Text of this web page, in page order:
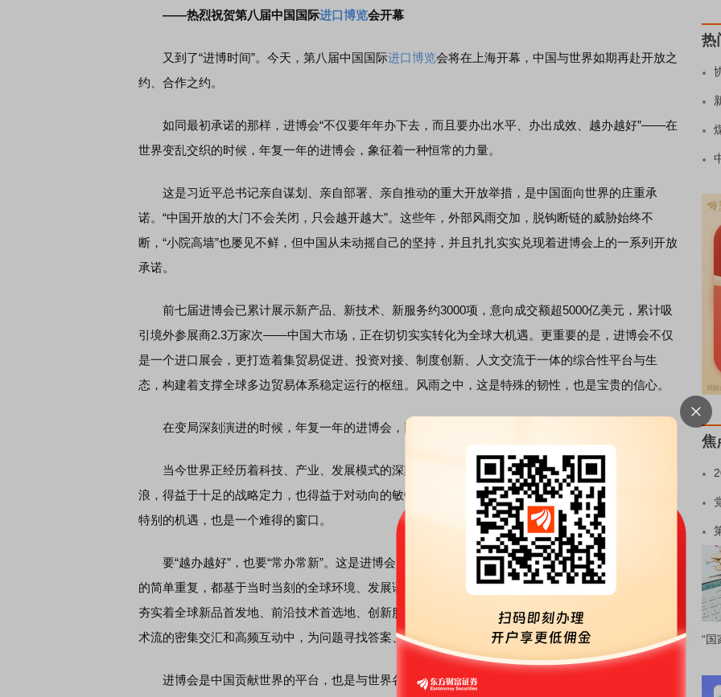
——热烈祝贺第八届中国国际进口博览会开幕
又到了“进博时间”。今天，第八届中国国际进口博览会将在上海开幕，中国与世界如期再赴开放之
约、合作之约。
如同最初承诺的那样，进博会“不仅要年年办下去，而且要办出水平、办出成效、越办越好”——在
世界变乱交织的时候，年复一年的进博会，象征着一种恒常的力量。
这是习近平总书记亲自谋划、亲自部署、亲自推动的重大开放举措，是中国面向世界的庄重承
诺。“中国开放的大门不会关闭，只会越开越大”。这些年，外部风雨交加，脱钩断链的威胁始终不
断，“小院高墙”也屡见不鲜，但中国从未动摇自己的坚持，并且扎扎实实兑现着进博会上的一系列开放
承诺。
前七届进博会已累计展示新产品、新技术、新服务约3000项，意向成交额超5000亿美元，累计吸
引境外参展商2.3万家次——中国大市场，正在切切实实转化为全球大机遇。更重要的是，进博会不仅
是一个进口展会，更打造着集贸易促进、投资对接、制度创新、人文交流于一体的综合性平台与生
态，构建着支撑全球多边贸易体系稳定运行的枢纽。风雨之中，这是特殊的韧性，也是宝贵的信心。
在变局深刻演进的时候，年复一年的进博会，同样象征着一种变革的力量。
当今世界正经历着科技、产业、发展模式的深刻变革，巨变时代，中国经济的大船之所以劈波斩
浪，得益于十足的战略定力，也得益于对动向的敏锐捕捉、对趋势的深刻把握。对此，进博会提供了
特别的机遇，也是一个难得的窗口。
要“越办越好”，也要“常办常新”。这是进博会的成功之道、活力之道。每一次办会，都不是对过往
的简单重复，都基于当时当刻的全球环境、发展语境，审时度势、推陈出新。金秋时节的“四叶草”持续
夯实着全球新品首发地、前沿技术首选地、创新服务首推地的特殊功能，并在全球人流、信息流、技
术流的密集交汇和高频互动中，为问题寻找答案、为未来开拓新路。
进博会是中国贡献世界的平台，也是与世界各国共同发展的机遇。半个月前，党的二十届四中全
热
焦
“国